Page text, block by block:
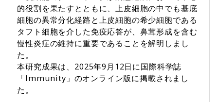
的役割を果たすとともに、上皮細胞の中でも基底
細胞の異常分化経路と上皮細胞の希少細胞である
タフト細胞を介した免疫応答が、鼻茸形成を含む
慢性炎症の維持に重要であることを解明しまし
た。
本研究成果は、2025年9月12日に国際科学誌
「Immunity」のオンライン版に掲載されまし
た。